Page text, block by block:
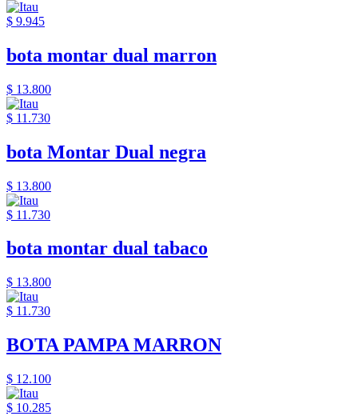
$ 9.945
bota montar dual marron
$ 13.800
$ 11.730
bota Montar Dual negra
$ 13.800
$ 11.730
bota montar dual tabaco
$ 13.800
$ 11.730
BOTA PAMPA MARRON
$ 12.100
$ 10.285